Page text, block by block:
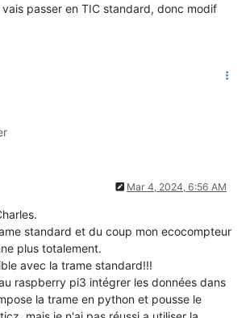
vais passer en TIC standard, donc modif
Mar 4, 2024, 6:56 AM
standard et du coup mon ecocompteur
plus totalement.
avec la trame standard!!!
raspberry pi3 intégrer les données dans
la trame en python et pousse le